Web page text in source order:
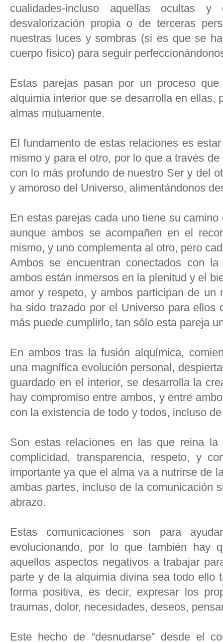
cualidades-incluso aquellas ocultas
desvalorización propia o de terceras
nuestras luces y sombras (si es que se
cuerpo físico) para seguir
Estas parejas pasan por un proceso
alquimia interior que se desarrolla en ellas,
almas mutuamente.
El fundamento de estas relaciones es
mismo y para el otro, por lo que a través
con lo más profundo de nuestro Ser y del
y amoroso del Universo, alimentándonos
En estas parejas cada uno tiene su
aunque ambos se acompañen en el
mismo, y uno complementa al otro, pero
Ambos se encuentran conectados con
ambos están inmersos en la plenitud y el
amor y respeto, y ambos participan de un
ha sido trazado por el Universo para ellos
más puede cumplirlo, tan sólo esta pareja
En ambos tras la fusión alquímica,
una magnífica evolución personal,
guardado en el interior, se desarrolla la
hay compromiso entre ambos, y entre
con la existencia de todo y todos, incluso
Son estas relaciones en las que reina la
complicidad, transparencia, respeto, y
importante ya que el alma va a nutrirse de
ambas partes, incluso de la comunicación
abrazo.
Estas comunicaciones son para
evolucionando, por lo que también hay
aquellos aspectos negativos a trabajar
parte y de la alquimia divina sea todo ello
forma positiva, es decir, expresar los
traumas, dolor, necesidades, deseos,
Este hecho de “desnudarse” desde el